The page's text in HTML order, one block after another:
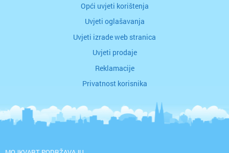
Opći uvjeti korištenja
Uvjeti oglašavanja
Uvjeti izrade web stranica
Uvjeti prodaje
Reklamacije
Privatnost korisnika